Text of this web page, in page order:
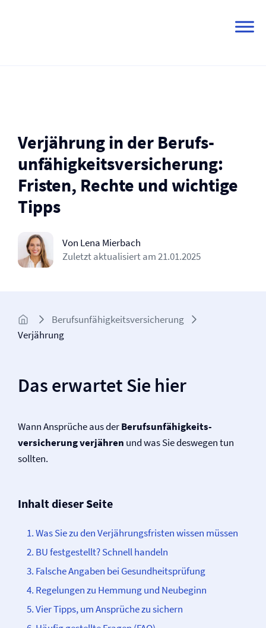
Verjährung in der Berufs­
unfähigkeits­versicherung:
Fristen, Rechte und wichtige
Tipps
Von Lena Mierbach
Zuletzt aktualisiert am21.01.2025
Berufs­unfähigkeits­­versicherung
Verjährung
Das erwartet Sie hier
Wann Ansprüche aus derBerufs­unfähigkeits­
versicherung verjähren und was Sie deswegen tun
sollten.
Inhalt dieser Seite
Was Sie zu den Verjährungsfristen wissen müssen
BU festgestellt? Schnell handeln
Falsche Angaben bei Gesundheitsprüfung
Regelungen zu Hemmung und Neubeginn
Vier Tipps, um Ansprüche zu sichern